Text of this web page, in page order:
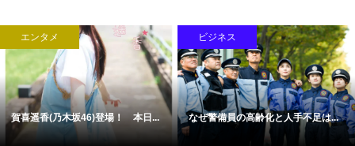
エンタメ
賀喜遥香(乃木坂46)登場！ 本日...
ビジネス
なぜ警備員の高齢化と人手不足は...